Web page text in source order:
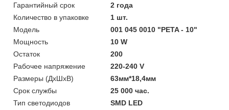
Гарантийный срок
2 года
Количество в упаковке
1 шт.
Модель
001 045 0010 "PETA - 10"
Мощность
10 W
Остаток
200
Рабочее напряжение
220-240 V
Размеры (ДхШхВ)
63мм*18,4мм
Срок службы
25 000 час.
Тип светодиодов
SMD LED